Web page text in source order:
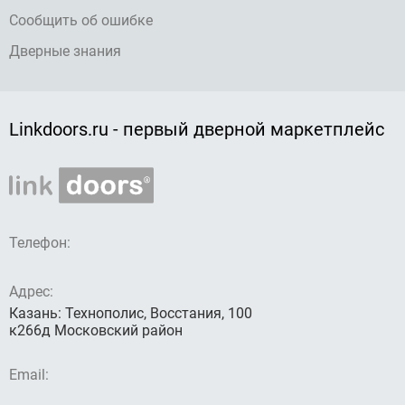
Сообщить об ошибке
Дверные знания
Linkdoors.ru - первый дверной маркетплейс
Телефон:
Адрес:
Казань: Технополис, Восстания, 100
к266д Московский район
Email: